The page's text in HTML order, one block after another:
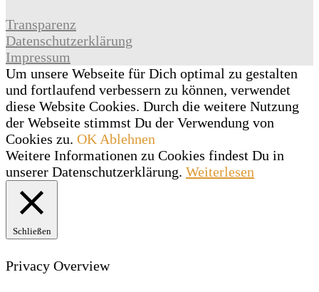
Transparenz
Datenschutzerklärung
Impressum
Um unsere Webseite für Dich optimal zu gestalten
und fortlaufend verbessern zu können, verwendet
diese Website Cookies. Durch die weitere Nutzung
der Webseite stimmst Du der Verwendung von
Cookies zu. OK Ablehnen
Weitere Informationen zu Cookies findest Du in
unserer Datenschutzerklärung. Weiterlesen
Schließen
Privacy Overview